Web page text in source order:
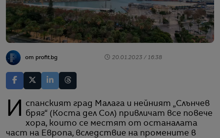
от profit.bg 20.01.2023 / 16:38
Испанският град Малага и нейният „Слънчев
бряг“ (Коста дел Сол) привличат все повече
хора, които се местят от останалата
част на Европа, вследствие на промените в